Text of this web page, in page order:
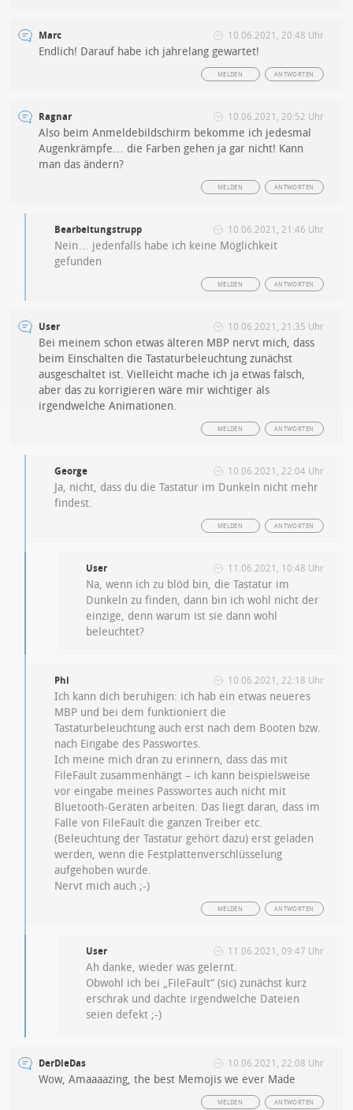
Marc 10.06.2021, 20:48 Uhr
Endlich! Darauf habe ich jahrelang gewartet!
ANTWORTEN
MELDEN
Ragnar 10.06.2021, 20:52 Uhr
Also beim Anmeldebildschirm bekomme ich jedesmal
Augenkrämpfe… die Farben gehen ja gar nicht! Kann
man das ändern?
ANTWORTEN
MELDEN
Bearbeitungstrupp 10.06.2021, 21:46 Uhr
Nein… jedenfalls habe ich keine Möglichkeit
gefunden
ANTWORTEN
MELDEN
User 10.06.2021, 21:35 Uhr
Bei meinem schon etwas älteren MBP nervt mich, dass
beim Einschalten die Tastaturbeleuchtung zunächst
ausgeschaltet ist. Vielleicht mache ich ja etwas falsch,
aber das zu korrigieren wäre mir wichtiger als
irgendwelche Animationen.
ANTWORTEN
MELDEN
George 10.06.2021, 22:04 Uhr
Ja, nicht, dass du die Tastatur im Dunkeln nicht mehr
findest.
ANTWORTEN
MELDEN
User 11.06.2021, 10:48 Uhr
Na, wenn ich zu blöd bin, die Tastatur im
Dunkeln zu finden, dann bin ich wohl nicht der
einzige, denn warum ist sie dann wohl
beleuchtet?
Phi 10.06.2021, 22:18 Uhr
Ich kann dich beruhigen: ich hab ein etwas neueres
MBP und bei dem funktioniert die
Tastaturbeleuchtung auch erst nach dem Booten bzw.
nach Eingabe des Passwortes.
Ich meine mich dran zu erinnern, dass das mit
FileFault zusammenhängt – ich kann beispielsweise
vor eingabe meines Passwortes auch nicht mit
Bluetooth-Geräten arbeiten. Das liegt daran, dass im
Falle von FileFault die ganzen Treiber etc.
(Beleuchtung der Tastatur gehört dazu) erst geladen
werden, wenn die Festplattenverschlüsselung
aufgehoben wurde.
Nervt mich auch ;-)
ANTWORTEN
MELDEN
User 11.06.2021, 09:47 Uhr
Ah danke, wieder was gelernt.
Obwohl ich bei „FileFault“ (sic) zunächst kurz
erschrak und dachte irgendwelche Dateien
seien defekt ;-)
DerDieDas 10.06.2021, 22:08 Uhr
Wow, Amaaaazing, the best Memojis we ever Made
ANTWORTEN
MELDEN